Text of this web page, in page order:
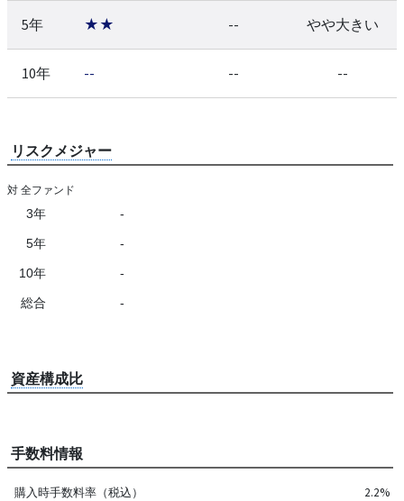
5年 ★★ -- やや大きい
10年 -- -- --
リスクメジャー
対 全ファンド
3年 -
5年 -
10年 -
総合 -
資産構成比
手数料情報
購入時手数料率（税込） 2.2%